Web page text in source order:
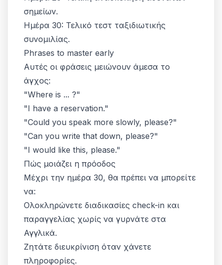
σημείων.
Ημέρα 30: Τελικό τεστ ταξιδιωτικής
συνομιλίας.
Phrases to master early
Αυτές οι φράσεις μειώνουν άμεσα το
άγχος:
"Where is ... ?"
"I have a reservation."
"Could you speak more slowly, please?"
"Can you write that down, please?"
"I would like this, please."
Πώς μοιάζει η πρόοδος
Μέχρι την ημέρα 30, θα πρέπει να μπορείτε
να:
Ολοκληρώνετε διαδικασίες check-in και
παραγγελίας χωρίς να γυρνάτε στα
Αγγλικά.
Ζητάτε διευκρίνιση όταν χάνετε
πληροφορίες.